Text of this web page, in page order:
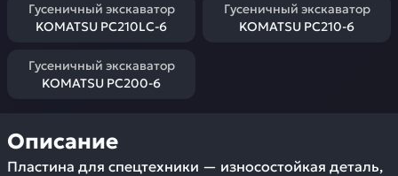
Гусеничный экскаватор
KOMATSU PC210LC-6
Гусеничный экскаватор
KOMATSU PC210-6
Гусеничный экскаватор
KOMATSU PC200-6
Описание
Пластина для спецтехники — износостойкая деталь,